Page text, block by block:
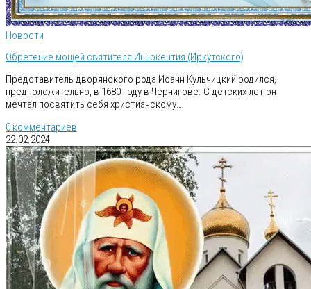
Новости
Обретение мощей святителя Иннокентия (Иркутского)
Представитель дворянского рода Иоанн Кульчицкий родился,
предположительно, в 1680 году в Чернигове. С детских лет он
мечтал посвятить себя христианскому…
0 комментариев
22.02.2024